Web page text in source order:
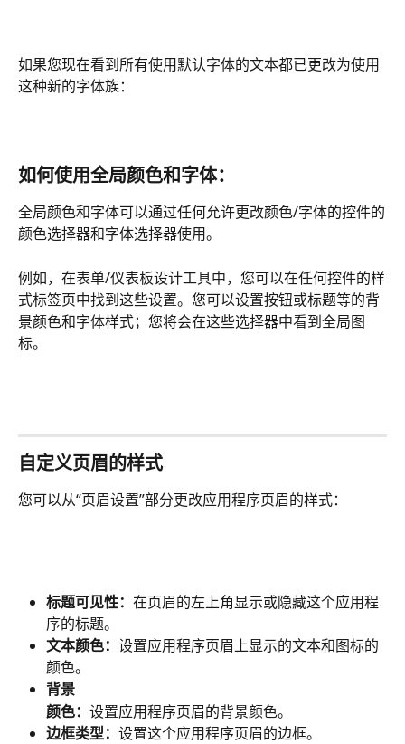
如果您现在看到所有使用默认字体的文本都已更改为使用
这种新的字体族：
如何使用全局颜色和字体：
全局颜色和字体可以通过任何允许更改颜色/字体的控件的
颜色选择器和字体选择器使用。
例如，在表单/仪表板设计工具中，您可以在任何控件的样
式标签页中找到这些设置。您可以设置按钮或标题等的背
景颜色和字体样式；您将会在这些选择器中看到全局图
标。
自定义页眉的样式
您可以从“页眉设置”部分更改应用程序页眉的样式：
标题可见性： 在页眉的左上角显示或隐藏这个应用程
序的标题。
文本颜色： 设置应用程序页眉上显示的文本和图标的
颜色。
背景
颜色： 设置应用程序页眉的背景颜色。
边框类型： 设置这个应用程序页眉的边框。